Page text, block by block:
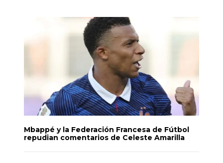
Mbappé y la Federación Francesa de Fútbol
repudian comentarios de Celeste Amarilla